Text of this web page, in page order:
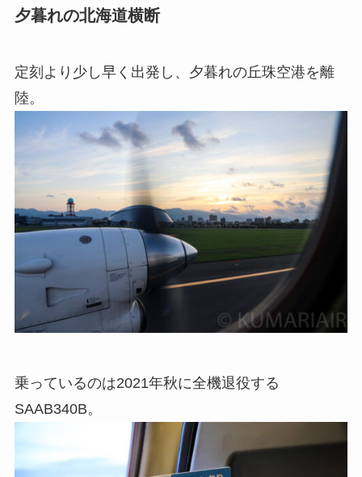
夕暮れの北海道横断
定刻より少し早く出発し、夕暮れの丘珠空港を離
陸。
乗っているのは2021年秋に全機退役する
SAAB340B。